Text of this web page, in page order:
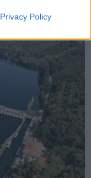
Privacy Policy